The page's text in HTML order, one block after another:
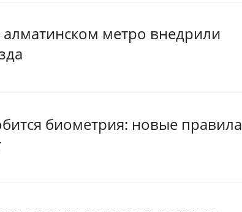
алматинском метро внедрили
биометрия: новые правила